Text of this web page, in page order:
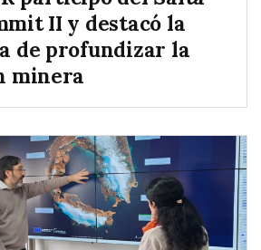
II y destacó la
de profundizar la
minera